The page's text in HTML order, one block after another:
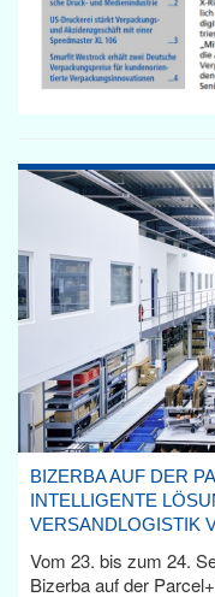
BIZERBA AUF DER
INTELLIGENTE
VERSANDLOGISTIK
Vom 23. bis zum 24.
Bizerba auf der